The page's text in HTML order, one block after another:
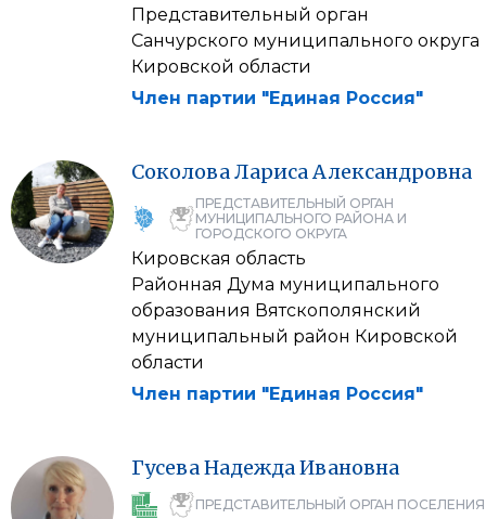
Представительный орган
Санчурского муниципального округа
Кировской области
Член партии "Единая Россия"
СоколоваЛарисаАлександровна
ПРЕДСТАВИТЕЛЬНЫЙ ОРГАН
МУНИЦИПАЛЬНОГО РАЙОНА И
ГОРОДСКОГО ОКРУГА
Кировская область
Районная Дума муниципального
образования Вятскополянский
муниципальный район Кировской
области
Член партии "Единая Россия"
ГусеваНадеждаИвановна
ПРЕДСТАВИТЕЛЬНЫЙ ОРГАН ПОСЕЛЕНИЯ